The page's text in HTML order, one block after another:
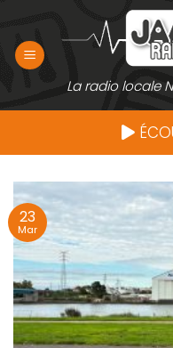
contenu
La radio locale
23
Mar